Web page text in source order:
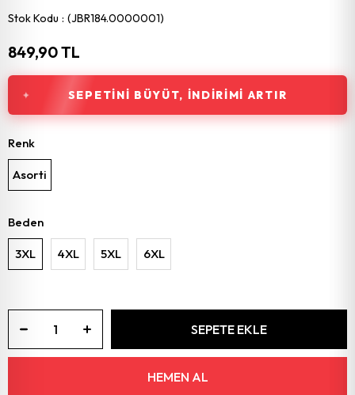
Stok Kodu (JBR184.0000001)
849,90 TL
SEPETINI BÜYÜT, İNDIRIMI ARTIR
Renk
Asorti
Beden
3XL 4XL 5XL 6XL